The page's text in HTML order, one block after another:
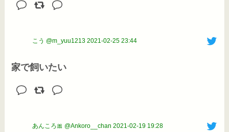
こう @m_yuu1213 2021-02-25 23:44
家で飼いたい
あんころ🎀 @Ankoro__chan 2021-02-19 19:28